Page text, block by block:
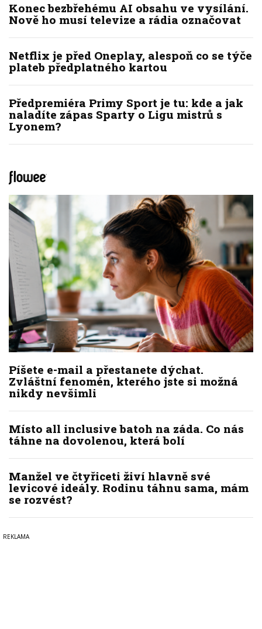
Konec bezbřehému AI obsahu ve vysílání.
Nově ho musí televize a rádia označovat
Netflix je před Oneplay, alespoň co se týče
plateb předplatného kartou
Předpremiéra Primy Sport je tu: kde a jak
naladíte zápas Sparty o Ligu mistrů s
Lyonem?
Píšete e-mail a přestanete dýchat.
Zvláštní fenomén, kterého jste si možná
nikdy nevšimli
Místo all inclusive batoh na záda. Co nás
táhne na dovolenou, která bolí
Manžel ve čtyřiceti živí hlavně své
levicové ideály. Rodinu táhnu sama, mám
se rozvést?